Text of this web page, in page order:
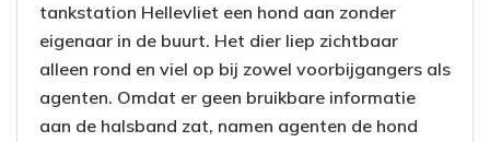
tankstation Hellevliet een hond aan zonder
eigenaar in de buurt. Het dier liep zichtbaar
alleen rond en viel op bij zowel voorbijgangers als
agenten. Omdat er geen bruikbare informatie
aan de halsband zat, namen agenten de hond